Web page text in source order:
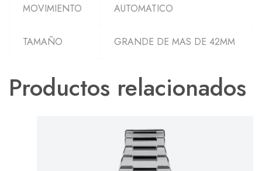
MOVIMIENTO AUTOMATICO
TAMAÑO GRANDE DE MAS DE 42MM
Productos relacionados